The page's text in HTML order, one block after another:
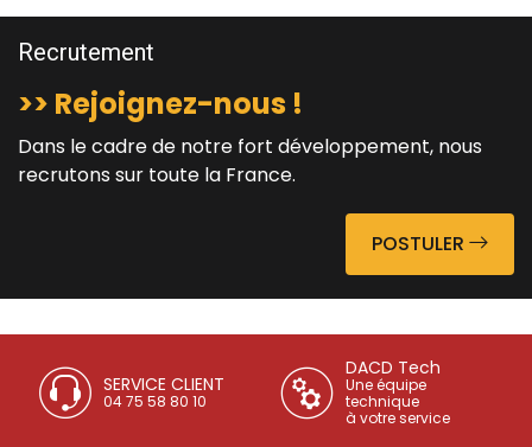
Recrutement
>> Rejoignez-nous !
Dans le cadre de notre fort développement, nous
recrutons sur toute la France.
POSTULER
SERVICE CLIENT
04 75 58 80 10
DACD Tech
Une équipe
technique
à votre service